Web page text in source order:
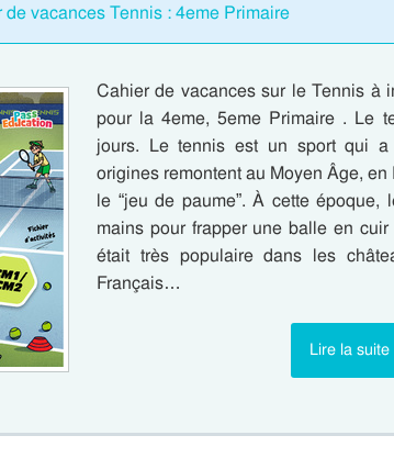
de vacances Tennis : 4eme Primaire
Cahier de vacances sur le Tennis à
pour la 4eme, 5eme Primaire . Le
jours. Le tennis est un sport qui
origines remontent au Moyen Âge,
le “jeu de paume”. À cette époque,
mains pour frapper une balle en
était très populaire dans les
Français…
Lire la suite